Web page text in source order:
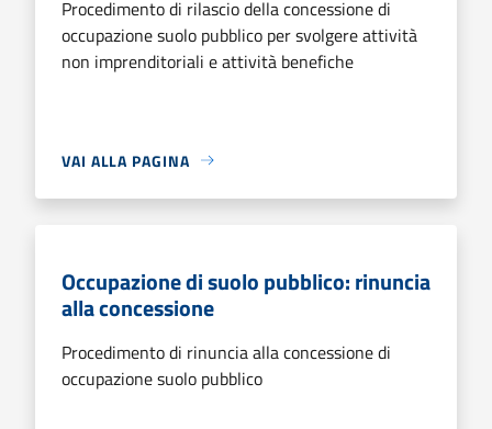
Procedimento di rilascio della concessione di
occupazione suolo pubblico per svolgere attività
non imprenditoriali e attività benefiche
VAI ALLA PAGINA
Occupazione di suolo pubblico: rinuncia
alla concessione
Procedimento di rinuncia alla concessione di
occupazione suolo pubblico